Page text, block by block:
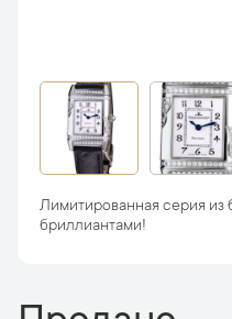
Лимитированная серия из
бриллиантами!